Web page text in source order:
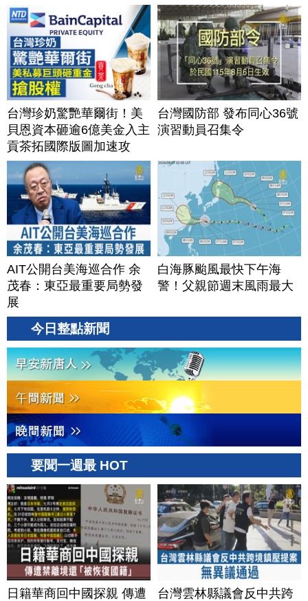
台灣珍奶驚艷華爾街！美
貝恩資本砸逾6億美金入主
貢茶拓國際版圖加速攻
美？｜#財經新聞｜
20260806(四)
台灣國防部 發布同心36號
演習動員召集令
AIT公開台美海巡合作 余
茂春：東亞最重要局勢發
展
白海豚颱風最快下午海
警！父親節週末風雨最大
今日整點新聞
要聞一週最 HOT
日籍華商回中國探親 傳遭
台灣雲林縣議會反中共跨